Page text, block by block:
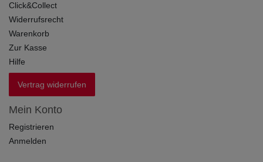
Click&Collect
Widerrufsrecht
Warenkorb
Zur Kasse
Hilfe
Vertrag widerrufen
Mein Konto
Registrieren
Anmelden